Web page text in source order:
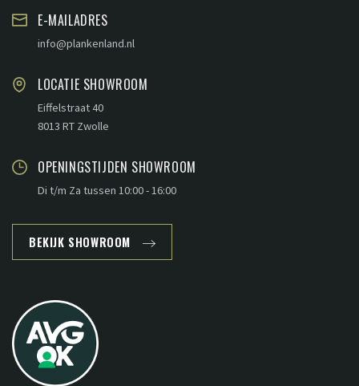
E-MAILADRES
info@plankenland.nl
LOCATIE SHOWROOM
Eiffelstraat 40
8013 RT Zwolle
OPENINGSTIJDEN SHOWROOM
Di t/m Za tussen 10:00 - 16:00
BEKIJK SHOWROOM